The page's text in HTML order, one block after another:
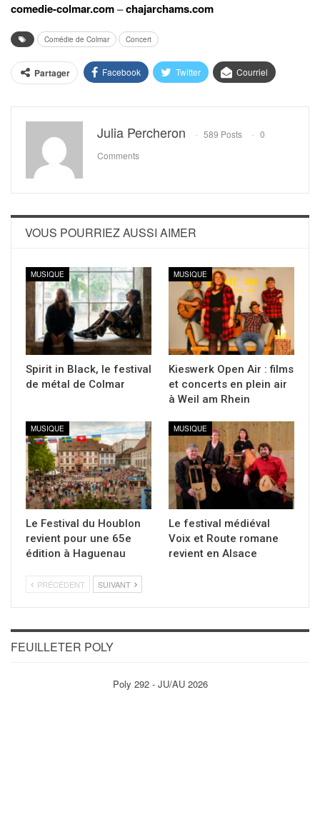
comedie-colmar.com–chajarchams.com
Comédie de Colmar Concert
Partager Facebook Twitter Courriel
Julia Percheron 589 Posts
0
Comments
VOUS POURRIEZ AUSSI AIMER
MUSIQUE
Spirit in Black, le festival
de métal de Colmar
MUSIQUE
Kieswerk Open Air : films
et concerts en plein air
à Weil am Rhein
MUSIQUE
Le Festival du Houblon
revient pour une 65e
édition à Haguenau
MUSIQUE
Le festival médiéval
Voix et Route romane
revient en Alsace
PRÉCÉDENT SUIVANT
FEUILLETER POLY
Poly 292 - JU/AU 2026